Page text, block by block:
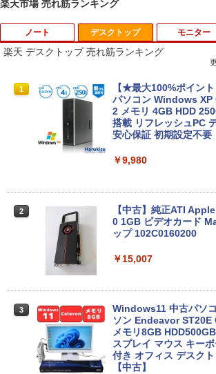
楽天市場 売れ筋ランキング
ノート
1
中古パソコン | Dell |
ndows11 | ノートPC |
代 | Core i5 8250U
MEM:8GB |
ライブ:非搭載 | 無線
Cアダプター付属
【中古】 マウスコンピ
me Wi-Fi 長期保証
【超軽量2in1 タッチパ
トパソコン TOSHIBA
VC72 第7世代 Core i5
56GB 12.5型フルHD
デスクトップ
楽天 デスクトップ 売れ筋ランキング
1
【★最大100%ポイン
パソコン Windows
2 メモリ 4GB HDD
搭載 リフレッシュPC
安心保証 初期設定不要
￥9,980
2
【中古】純正ATI
0 1GB ビデオカード
ップ 102C0160200
￥15,007
3
Windows11 中古パソ
ソン Endeavor ST20E
メモリ8GB
スプレイ マウス キー
付き オフィス デスク
【中古】
モニター